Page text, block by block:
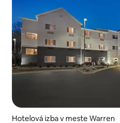
Hotelová izba v meste Warren